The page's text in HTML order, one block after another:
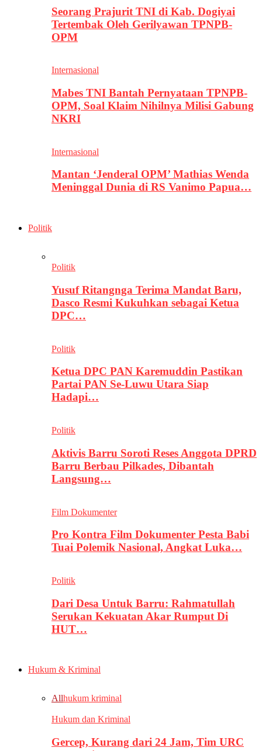
Seorang Prajurit TNI di Kab. Dogiyai
Tertembak Oleh Gerilyawan TPNPB-
OPM
Internasional
Mabes TNI Bantah Pernyataan TPNPB-
OPM, Soal Klaim Nihilnya Milisi Gabung
NKRI
Internasional
Mantan ‘Jenderal OPM’ Mathias Wenda
Meninggal Dunia di RS Vanimo Papua…
Politik
Politik
Yusuf Ritangnga Terima Mandat Baru,
Dasco Resmi Kukuhkan sebagai Ketua
DPC…
Politik
Ketua DPC PAN Karemuddin Pastikan
Partai PAN Se-Luwu Utara Siap
Hadapi…
Politik
Aktivis Barru Soroti Reses Anggota DPRD
Barru Berbau Pilkades, Dibantah
Langsung…
Film Dokumenter
Pro Kontra Film Dokumenter Pesta Babi
Tuai Polemik Nasional, Angkat Luka…
Politik
Dari Desa Untuk Barru: Rahmatullah
Serukan Kekuatan Akar Rumput Di
HUT…
Hukum & Kriminal
Allhukum kriminal
Hukum dan Kriminal
Gercep, Kurang dari 24 Jam, Tim URC